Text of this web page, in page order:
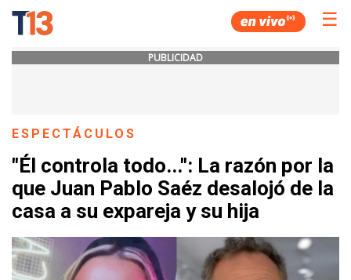
☰
PUBLICIDAD
ESPECTÁCULOS
"Él controla todo...": La razón por la
que Juan Pablo Saéz desalojó de la
casa a su expareja y su hija